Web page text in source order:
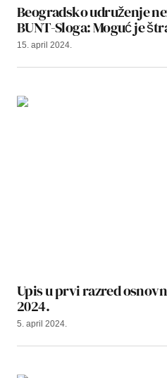
Beogradsko udruženje
BUNT-Sloga: Moguć je
15. april 2024.
Upis u prvi razred
2024.
5. april 2024.